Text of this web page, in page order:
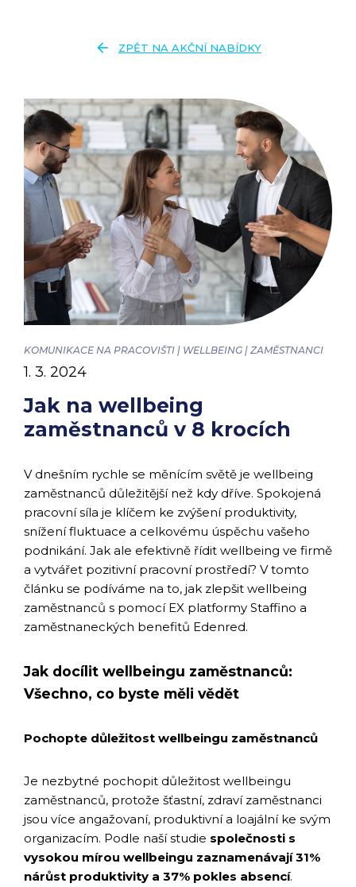
arrow_back ZPĚT NA AKČNÍ NABÍDKY
KOMUNIKACE NA PRACOVIŠTI | WELLBEING | ZAMĚSTNANCI
Jak na wellbeing
zaměstnanců v 8 krocích
1. 3. 2024
V dnešním rychle se měnícím světě je wellbeing
zaměstnanců důležitější než kdy dříve. Spokojená
pracovní síla je klíčem ke zvýšení produktivity,
snížení fluktuace a celkovému úspěchu vašeho
podnikání. Jak ale efektivně řídit wellbeing ve firmě
a vytvářet pozitivní pracovní prostředí? V tomto
článku se podíváme na to, jak zlepšit wellbeing
zaměstnanců s pomocí EX platformy Staffino a
zaměstnaneckých benefitů Edenred.
Jak docílit wellbeingu zaměstnanců:
Všechno, co byste měli vědět
Pochopte důležitost wellbeingu zaměstnanců
Je nezbytné pochopit důležitost wellbeingu
zaměstnanců, protože šťastní, zdraví zaměstnanci
jsou více angažovaní, produktivní a loajální ke svým
organizacím. Podle naší studie společnosti s
vysokou mírou wellbeingu zaznamenávají 31%
nárůst produktivity a 37% pokles absencí.